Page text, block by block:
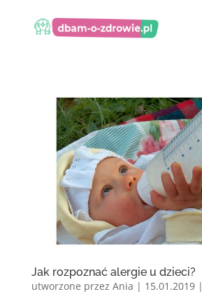
Jak rozpoznać alergie u dzieci?
utworzone przez Ania | 15.01.2019|